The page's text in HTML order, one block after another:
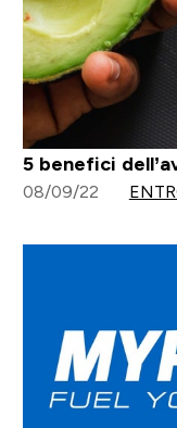
5 benefici
08/09/22